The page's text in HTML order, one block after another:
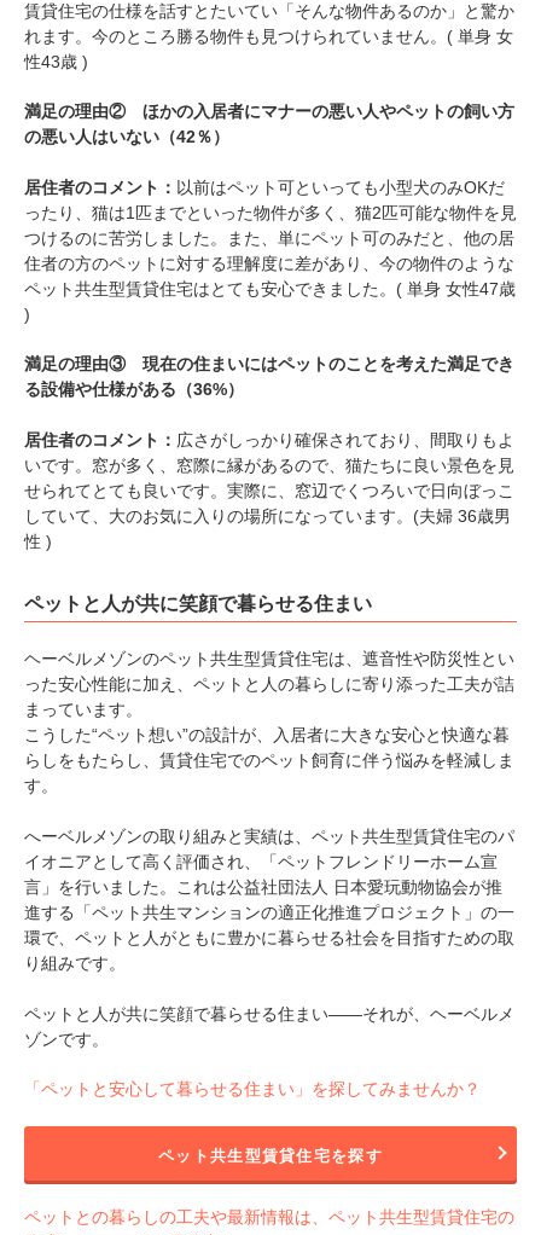
賃貸住宅の仕様を話すとたいてい「そんな物件あるのか」と驚か
れます。今のところ勝る物件も見つけられていません。( 単身 女
性43歳 )
満足の理由② ほかの入居者にマナーの悪い人やペットの飼い方
の悪い人はいない（42％）
居住者のコメント： 以前はペット可といっても小型犬のみOKだ
ったり、猫は1匹までといった物件が多く、猫2匹可能な物件を見
つけるのに苦労しました。また、単にペット可のみだと、他の居
住者の方のペットに対する理解度に差があり、今の物件のような
ペット共生型賃貸住宅はとても安心できました。( 単身 女性47歳
)
満足の理由③ 現在の住まいにはペットのことを考えた満足でき
る設備や仕様がある（36%）
居住者のコメント： 広さがしっかり確保されており、間取りもよ
いです。窓が多く、窓際に縁があるので、猫たちに良い景色を見
せられてとても良いです。実際に、窓辺でくつろいで日向ぼっこ
していて、大のお気に入りの場所になっています。(夫婦 36歳男
性 )
ペットと人が共に笑顔で暮らせる住まい
ヘーベルメゾンのペット共生型賃貸住宅は、遮音性や防災性とい
った安心性能に加え、ペットと人の暮らしに寄り添った工夫が詰
まっています。
こうした“ペット想い”の設計が、入居者に大きな安心と快適な暮
らしをもたらし、賃貸住宅でのペット飼育に伴う悩みを軽減しま
す。
へーベルメゾンの取り組みと実績は、ペット共生型賃貸住宅のパ
イオニアとして高く評価され、「ペットフレンドリーホーム宣
言」を行いました。これは公益社団法人 日本愛玩動物協会が推
進する「ペット共生マンションの適正化推進プロジェクト」の一
環で、ペットと人がともに豊かに暮らせる社会を目指すための取
り組みです。
ペットと人が共に笑顔で暮らせる住まい――それが、ヘーベルメ
ゾンです。
「ペットと安心して暮らせる住まい」を探してみませんか？
ペット共生型賃貸住宅を探す
ペットとの暮らしの工夫や最新情報は、ペット共生型賃貸住宅の